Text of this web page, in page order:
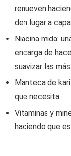
renueven
den lugar a
Niacina mida:
encarga de
suavizar las
Manteca de
que necesita.
Vitaminas y
haciendo que